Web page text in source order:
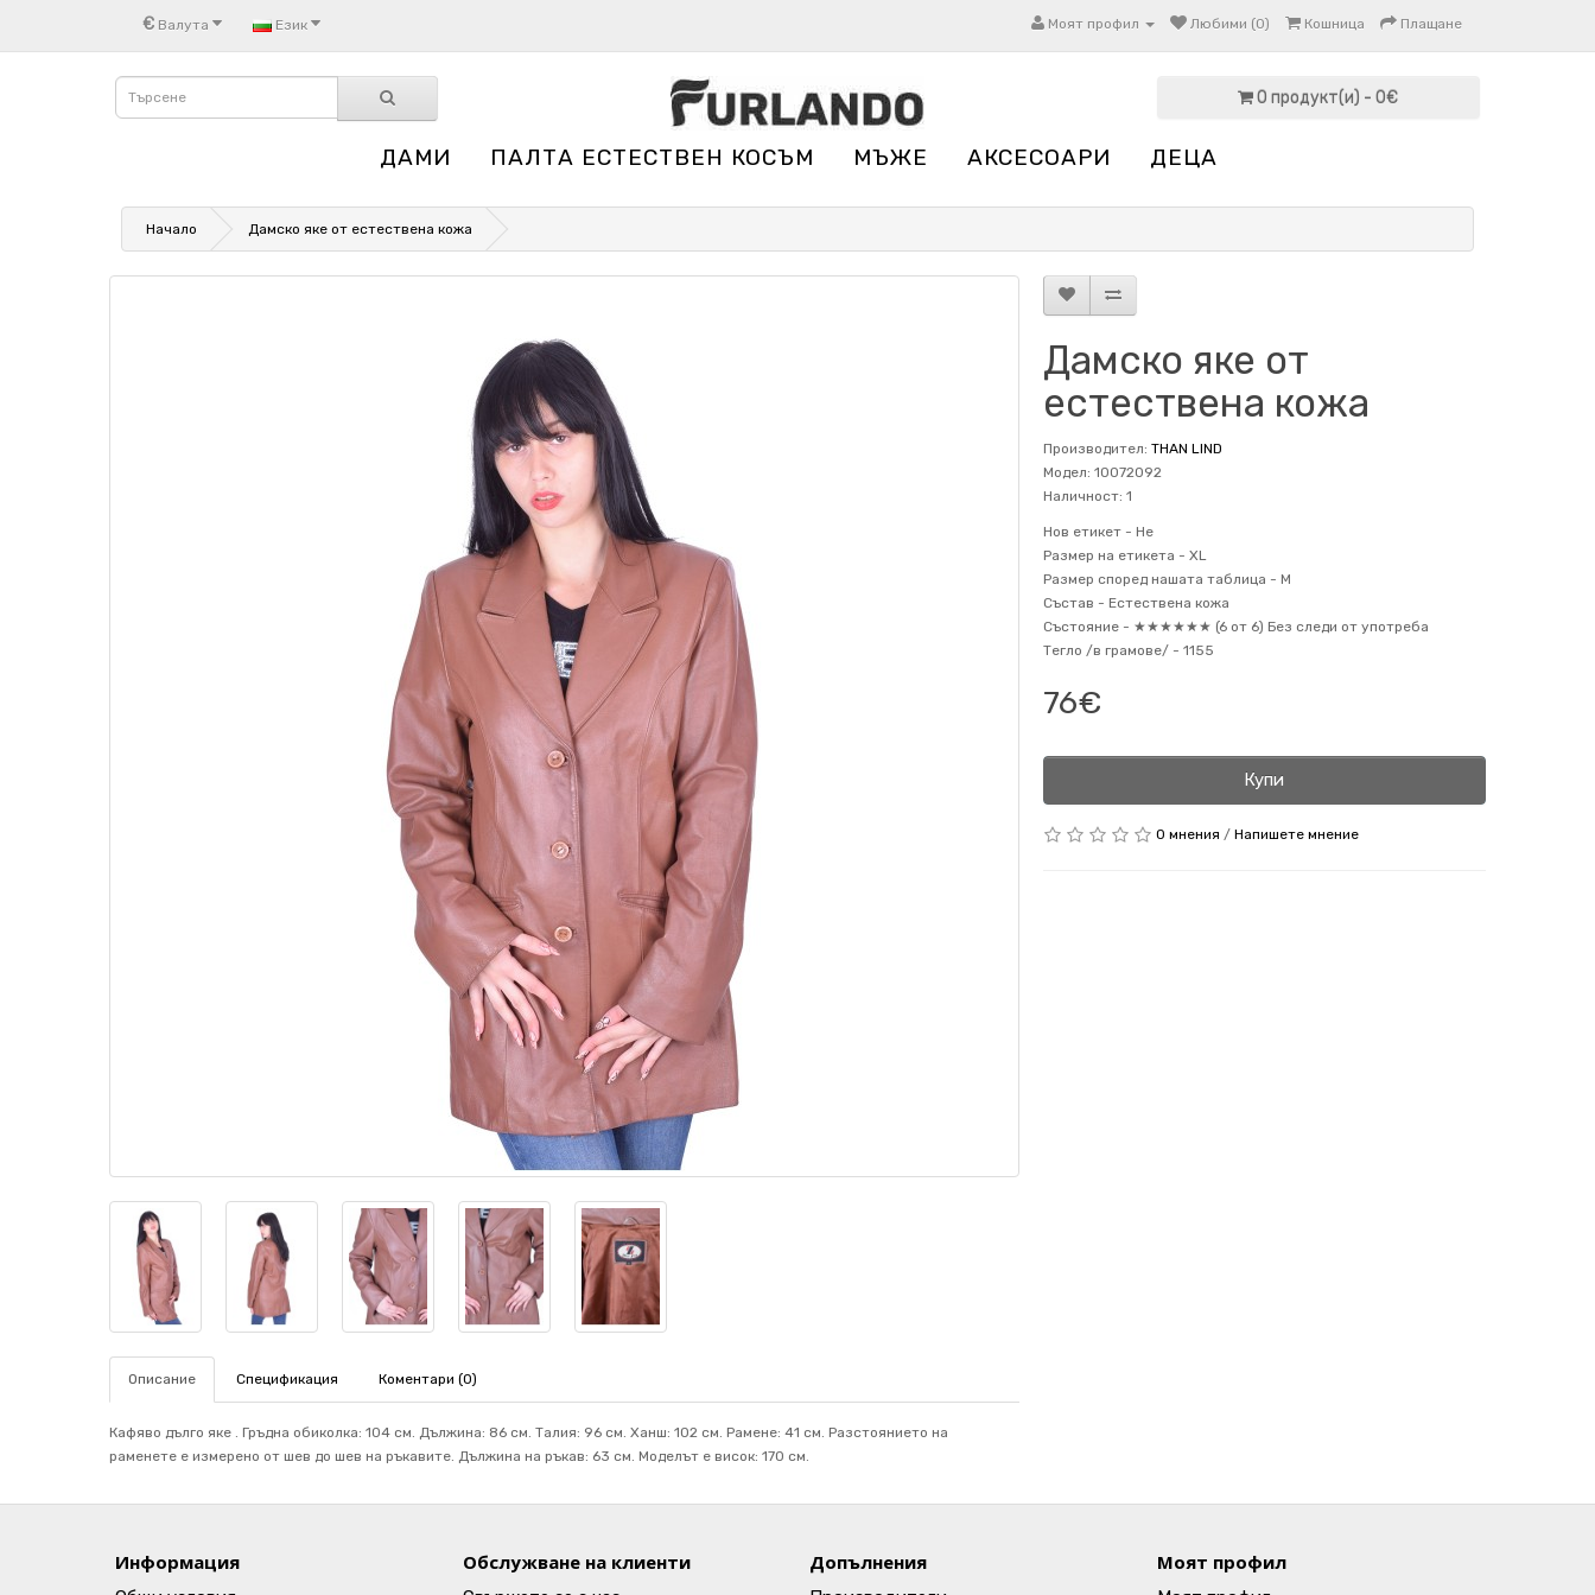
€ Валута Език Моят профил Любими (0) Кошница Плащане
0 продукт(и) - 0€
ДАМИ ПАЛТА ЕСТЕСТВЕН КОСЪМ МЪЖЕ АКСЕСОАРИ ДЕЦА
Начало Дамско яке от естествена кожа
Описание Спецификация Коментари (0)
Кафяво дълго яке . Гръдна обиколка: 104 см. Дължина: 86 см. Талия: 96 см. Ханш: 102 см. Рамене: 41 см. Разстоянието на
раменете е измерено от шев до шев на ръкавите. Дължина на ръкав: 63 см. Mоделът е висок: 170 см.
Дамско яке от
естествена кожа
Производител: THAN LIND
Модел: 10072092
Наличност: 1
Нов етикет - Не
Размер на етикета - XL
Размер според нашата таблица - M
Състав - Естествена кожа
Състояние - ★★★★★★ (6 от 6) Без следи от употреба
Тегло /в грамове/ - 1155
76€
Купи
0 мнения / Напишете мнение
Информация Обслужване на клиенти Допълнения Моят профил